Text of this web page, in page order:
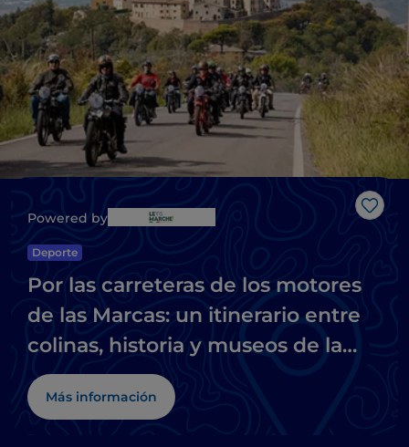
Me
Powered by
Deporte
Por las carreteras de los motores
de las Marcas: un itinerario entre
colinas, historia y museos de la
moto
Más información